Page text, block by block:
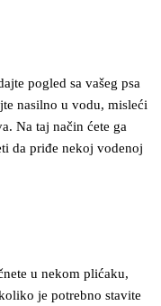
pogled sa vašeg psa
nasilno u vodu, misleći
Na taj način ćete ga
da priđe nekoj vodenoj
u nekom plićaku,
je potrebno stavite